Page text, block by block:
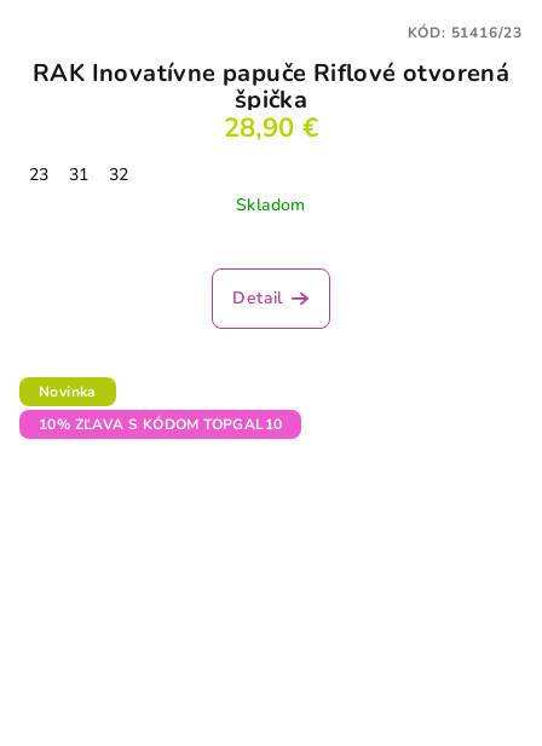
RAK Inovatívne papuče Riflové otvorená
špička
28,90 €
23 31
32
Skladom
Detail
KÓD: 51416/23
Novinka
10% ZĽAVA S KÓDOM TOPGAL10